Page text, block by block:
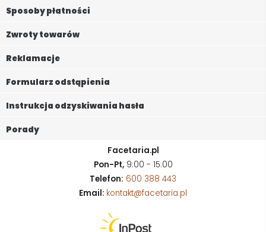
Sposoby płatności
Zwroty towarów
Reklamacje
Formularz odstąpienia
Instrukcja odzyskiwania hasła
Porady
Facetaria.pl
Pon-Pt,9:00 - 15:00
Telefon: 600 388 443
Email: kontakt@facetaria.pl